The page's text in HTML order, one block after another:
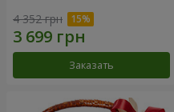
4 352 грн
Заказать